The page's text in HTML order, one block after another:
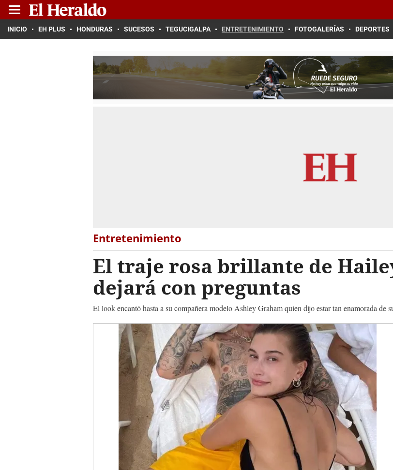
INICIO EH PLUS HONDURAS SUCESOS TEGUCIGALPA ENTRETENIMIENTO FOTOGALERÍAS DEPORTES
Entretenimiento
El traje rosa brillante de
dejará con preguntas
El look encantó hasta a su compañera modelo Ashley Graham quien dijo estar tan enamorada de